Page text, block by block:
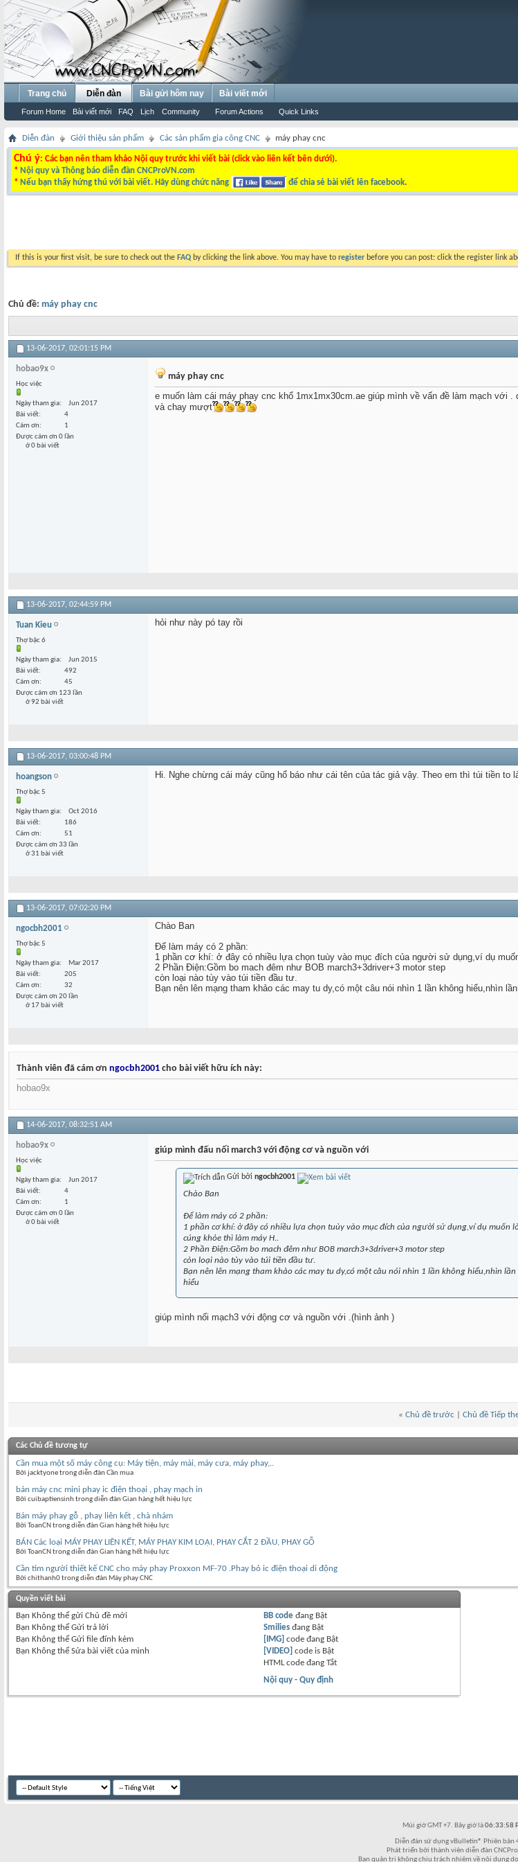
Trang chủ Diễn đàn
Forum Home Bài viết mới FAQ Lịch Community Forum Actions Quick Links
Bài gửi hôm nay Bài viết mới
Diễn đàn Giới thiệu sản phẩm Các sản phẩm gia công CNC máy phay cnc
Chú ý: Các bạn nên tham khảo Nội quy trước khi viết bài (click vào liên kết bên dưới).
* Nội quy và Thông báo diễn đàn CNCProVN.com
* Nếu bạn thấy hứng thú với bài viết. Hãy dùng chức năng để chia sẻ bài viết lên facebook.
If this is your first visit, be sure to check out the FAQ by clicking the link above. You may have to register before you can post: click the register link
Chủ đề: máy phay cnc
13-06-2017, 02:01:15 PM
hobao9x
Học việc
Ngày tham gia
Jun 2017
Bài viết
4
Cám ơn
1
Được cám ơn 0 lần
ở 0 bài viết
máy phay cnc
e muốn làm cái máy phay cnc khổ 1mx1mx30cm.ae giúp mình về vấn đề làm mạch với .
và chay mượt
13-06-2017, 02:44:59 PM
Tuan Kieu
Thợ bậc 6
Ngày tham gia
Jun 2015
Bài viết
492
Cám ơn
45
Được cám ơn 123 lần
ở 92 bài viết
hỏi như này pó tay rồi
13-06-2017, 03:00:48 PM
hoangson
Thợ bậc 5
Ngày tham gia
Oct 2016
Bài viết
186
Cám ơn
51
Được cám ơn 33 lần
ở 31 bài viết
Hi. Nghe chừng cái máy cũng hổ báo như cái tên của tác giả vậy. Theo em thì túi tiền to
13-06-2017, 07:02:20 PM
ngocbh2001
Thợ bậc 5
Ngày tham gia
Mar 2017
Bài viết
205
Cám ơn
32
Được cám ơn 20 lần
ở 17 bài viết
Chào Ban
Để làm máy có 2 phần:
1 phần cơ khí: ở đây có nhiều lựa chọn tuùy vào mục đích của người sử dụng,ví dụ
2 Phần Điện:Gồm bo mach đêm như BOB march3+3driver+3 motor step
còn loại nào tùy vào túi tiền đầu tư.
Bạn nên lên mạng tham khảo các may tu dy,có một câu nói nhìn 1 lần không hiểu,nhìn
Thành viên đã cám ơn ngocbh2001 cho bài viết hữu ích này:
hobao9x
14-06-2017, 08:32:51 AM
hobao9x
Học việc
Ngày tham gia
Jun 2017
Bài viết
4
Cám ơn
1
Được cám ơn 0 lần
ở 0 bài viết
giúp mình đấu nối march3 với động cơ và nguồn với
Gửi bởi ngocbh2001
Chào Ban
Để làm máy có 2 phần:
1 phần cơ khí: ở đây có nhiều lựa chọn tuùy vào mục đích của người sử dụng,ví dụ muốn
cúng khỏe thì làm máy H..
2 Phần Điện:Gồm bo mach đêm như BOB march3+3driver+3 motor step
còn loại nào tùy vào túi tiền đầu tư.
Bạn nên lên mạng tham khảo các may tu dy,có một câu nói nhìn 1 lần không hiểu,nhìn
hiểu
giúp mình nối mạch3 với động cơ và nguồn với .(hình ảnh )
« Chủ đề trước Chủ đề Tiếp
Các Chủ đề tương tự
Cần mua một số máy công cụ: Máy tiện, máy mài, máy cưa, máy phay,..
Bởi jacktyone trong diễn đàn Cần mua
bán máy cnc mini phay ic điện thoại , phay mạch in
Bởi cuibaptiensinh trong diễn đàn Gian hàng hết hiệu lực
Bán máy phay gỗ , phay liên kết , chà nhám
Bởi ToanCN trong diễn đàn Gian hàng hết hiệu lực
BÁN Các loại MÁY PHAY LIÊN KẾT, MÁY PHAY KIM LOẠI, PHAY CẮT 2 ĐẦU, PHAY GỖ
Bởi ToanCN trong diễn đàn Gian hàng hết hiệu lực
Cần tìm người thiết kế CNC cho máy phay Proxxon MF-70 .Phay bỏ ic điện thoại di động
Bởi chithanh0 trong diễn đàn Máy phay CNC
Quyền viết bài
Bạn Không thể gửi Chủ đề mới
Bạn Không thể Gửi trả lời
Bạn Không thể Gửi file đính kèm
Bạn Không thể Sửa bài viết của mình
BB codeđang Bật
Smiliesđang Bật
[IMG] code đang Bật
[VIDEO] code is Bật
HTML code đang Tắt
Nội quy - Quy định
Múi giờ GMT +7. Bây giờ là06:33:58
Diễn đàn sử dụng vBulletin® Phiên bản
Phát triển bởi thành viên diễn đàn
Ban quản trị không chịu trách nhiệm về nội dung